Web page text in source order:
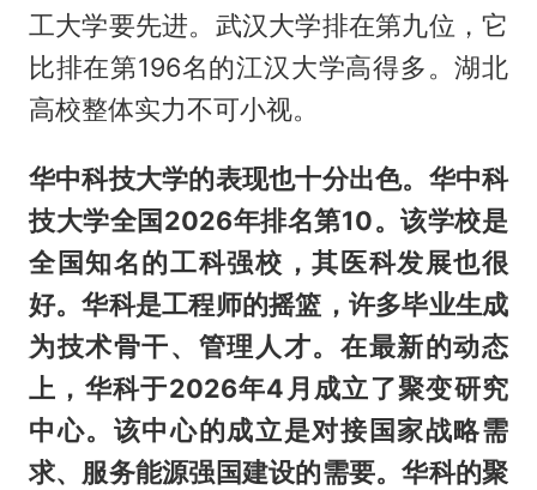
工大学要先进。武汉大学排在第九位，它
比排在第196名的江汉大学高得多。湖北
高校整体实力不可小视。
华中科技大学的表现也十分出色。华中科
技大学全国2026年排名第10。该学校是
全国知名的工科强校，其医科发展也很
好。华科是工程师的摇篮，许多毕业生成
为技术骨干、管理人才。在最新的动态
上，华科于2026年4月成立了聚变研究
中心。该中心的成立是对接国家战略需
求、服务能源强国建设的需要。华科的聚